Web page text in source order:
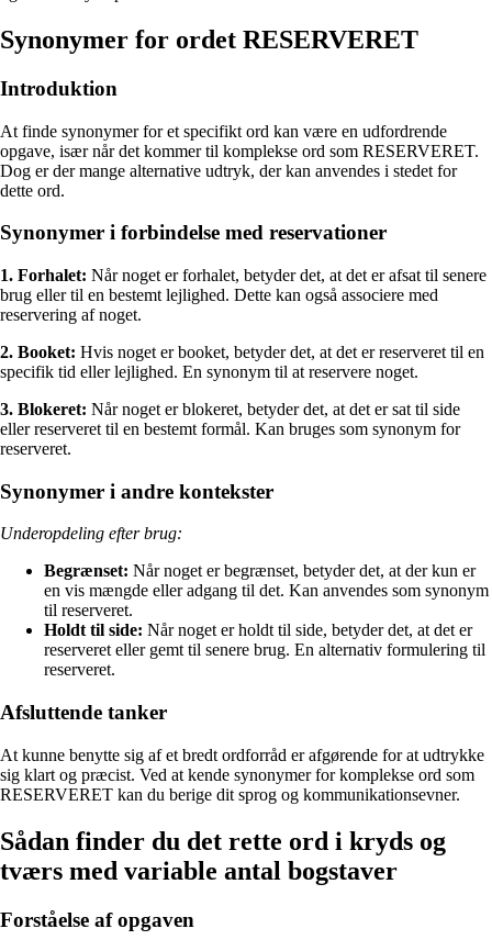
Synonymer for ordet RESERVERET
Introduktion
At finde synonymer for et specifikt ord kan være en udfordrende
opgave, især når det kommer til komplekse ord som RESERVERET.
Dog er der mange alternative udtryk, der kan anvendes i stedet for
dette ord.
Synonymer i forbindelse med reservationer
1. Forhalet: Når noget er forhalet, betyder det, at det er afsat til senere
brug eller til en bestemt lejlighed. Dette kan også associere med
reservering af noget.
2. Booket: Hvis noget er booket, betyder det, at det er reserveret til en
specifik tid eller lejlighed. En synonym til at reservere noget.
3. Blokeret: Når noget er blokeret, betyder det, at det er sat til side
eller reserveret til en bestemt formål. Kan bruges som synonym for
reserveret.
Synonymer i andre kontekster
Underopdeling efter brug:
Begrænset: Når noget er begrænset, betyder det, at der kun er
en vis mængde eller adgang til det. Kan anvendes som synonym
til reserveret.
Holdt til side: Når noget er holdt til side, betyder det, at det er
reserveret eller gemt til senere brug. En alternativ formulering til
reserveret.
Afsluttende tanker
At kunne benytte sig af et bredt ordforråd er afgørende for at udtrykke
sig klart og præcist. Ved at kende synonymer for komplekse ord som
RESERVERET kan du berige dit sprog og kommunikationsevner.
Sådan finder du det rette ord i kryds og
tværs med variable antal bogstaver
Forståelse af opgaven